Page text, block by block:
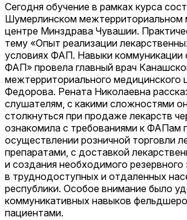
Сегодня обучение в рамках курса
Шумерлинском межтерриториальном
центре Минздрава Чувашии.
тему «Опыт реализации
условиях ФАП. Навыки коммуникации
ФАП» провела главный врач
межтерриториального медицинского
Федорова. Рената Николаевна
слушателям, с какими сложностями
столкнуться при продаже лекарств
ознакомила с требованиями к ФАПам
осуществлении розничной торговли
препаратами, с доставкой
и создания необходимого резервного
в труднодоступных и отдаленных
республики. Особое внимание было
коммуникативных навыков
пациентами.